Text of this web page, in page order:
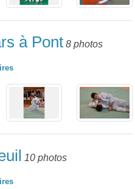
à Pont 8 photos
10 photos